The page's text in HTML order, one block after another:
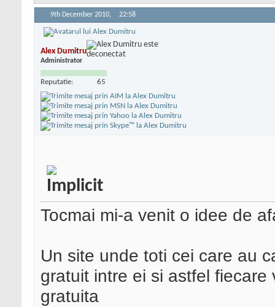
9th December 2010, 22:58
Alex Dumitru
Administrator
Reputatie: 65
Tocmai mi-a venit o idee de
Un site unde toti cei care au
gratuit intre ei si astfel
gratuita